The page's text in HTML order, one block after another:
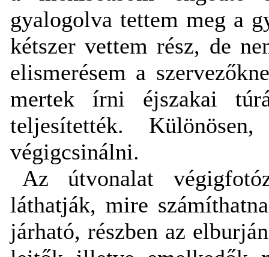
gyalogolva tettem meg a
kétszer vettem rész, de
elismerésem a
mertek írni éjszakai
teljesítették.
végigcsinálni.
Az útvonalat
láthatják, mire
járható, részben az